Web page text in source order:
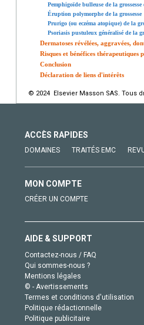
Pemphigoïde bulleuse de la
Éruption polymorphe de la grossesse
Prurigo (ou eczéma atopique) de la
Psoriasis pustuleux généralisé de la
Dermatoses révélées, aggravées,
Risques et bénéfices thérapeutiques
Conclusion
Déclaration de liens d'intérêts
© 2024 Elsevier Masson SAS. Tous
ACCÈS RAPIDES
DOMAINES TRAITÉS EMC
MON COMPTE
CRÉER UN COMPTE
AIDE & SUPPORT
Contactez-nous / FAQ
Qui sommes-nous ?
Mentions légales
© - Avertissements
Termes et conditions d'utilisation
Politique rédactionnelle
Politique publicitaire